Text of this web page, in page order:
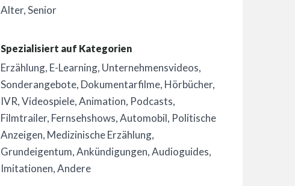
Alter,Senior
Spezialisiert auf Kategorien
Erzählung, E-Learning, Unternehmensvideos,
Sonderangebote, Dokumentarfilme, Hörbücher,
IVR,Videospiele,Animation, Podcasts,
Filmtrailer, Fernsehshows,Automobil, Politische
Anzeigen, Medizinische Erzählung,
Grundeigentum,Ankündigungen,Audioguides,
Imitationen,Andere